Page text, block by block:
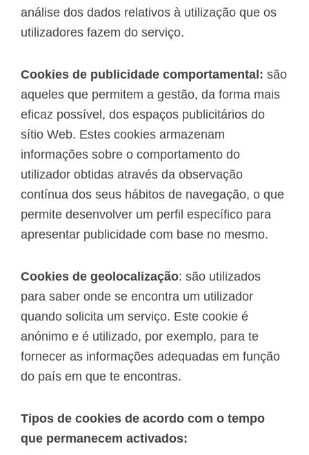
análise dos dados relativos à utilização que os
utilizadores fazem do serviço.
Cookies de publicidade comportamental: são
aqueles que permitem a gestão, da forma mais
eficaz possível, dos espaços publicitários do
sítio Web. Estes cookies armazenam
informações sobre o comportamento do
utilizador obtidas através da observação
contínua dos seus hábitos de navegação, o que
permite desenvolver um perfil específico para
apresentar publicidade com base no mesmo.
Cookies de geolocalização: são utilizados
para saber onde se encontra um utilizador
quando solicita um serviço. Este cookie é
anónimo e é utilizado, por exemplo, para te
fornecer as informações adequadas em função
do país em que te encontras.
Tipos de cookies de acordo com o tempo
que permanecem activados: